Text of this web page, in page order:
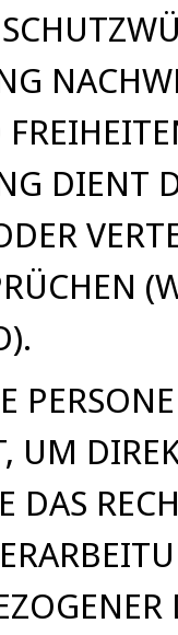
DIENT
UM
DAS